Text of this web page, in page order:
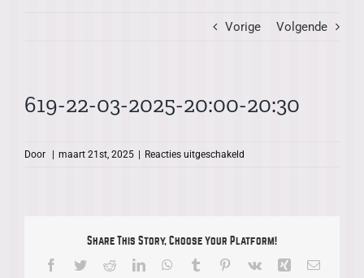
Vorige Volgende
619-22-03-2025-20:00-20:30
Door | maart 21st, 2025 | Reacties uitgeschakeld
Share This Story, Choose Your Platform!
Facebook
TwitterRedditLinkedInWhatsApp
Tumblr Pinterest
Vk Xing E-